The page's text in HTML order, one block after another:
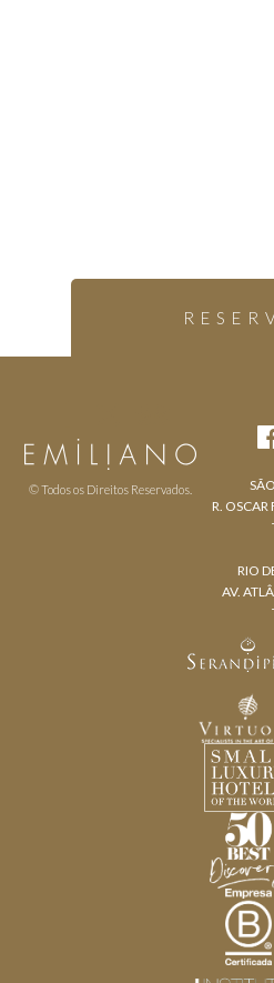
© Todos os Direitos Reservados.
R. OSCAR
RIO
AV.